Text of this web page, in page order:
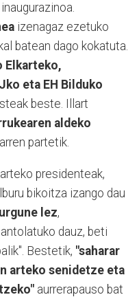
izenagaz ezetuko
batean dago kokatuta.
Elkarteko,
eta EH Bilduko
beste. Illart
aldeko
partetik.
presidenteak,
bikoitza izango dau
lez,
dauz, beti
Bestetik, "saharar
arteko senidetze eta
aurrerapauso bat